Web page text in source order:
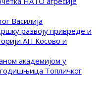
Василија
развоју привреде и
АП Косово и
академијом у
Топличког